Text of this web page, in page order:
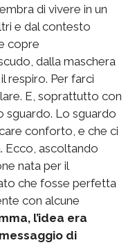
di vivere in un
e dal contesto
copre
dalla maschera
respiro. Per farci
E, soprattutto con
sguardo. Lo sguardo
conforto, e che ci
Ecco, ascoltando
nata per il
che fosse perfetta
con alcune
l’idea era
di